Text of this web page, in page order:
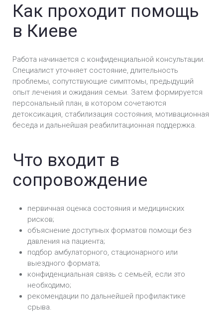
Как проходит помощь
в Киеве
Работа начинается с конфиденциальной консультации.
Специалист уточняет состояние, длительность
проблемы, сопутствующие симптомы, предыдущий
опыт лечения и ожидания семьи. Затем формируется
персональный план, в котором сочетаются
детоксикация, стабилизация состояния, мотивационная
беседа и дальнейшая реабилитационная поддержка.
Что входит в
сопровождение
первичная оценка состояния и медицинских
рисков;
объяснение доступных форматов помощи без
давления на пациента;
подбор амбулаторного, стационарного или
выездного формата;
конфиденциальная связь с семьей, если это
необходимо;
рекомендации по дальнейшей профилактике
срыва.